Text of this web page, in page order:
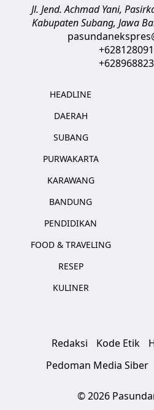
Jl. Jend. Achmad Yani,
Kabupaten Subang, Jawa
HEADLINE
DAERAH
SUBANG
PURWAKARTA
KARAWANG
BANDUNG
PENDIDIKAN
FOOD & TRAVELING
RESEP
KULINER
Redaksi Kode Etik
Pedoman Media Siber
© 2026